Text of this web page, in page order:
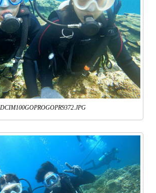
DCIM100GOPROGOPR9372.JPG